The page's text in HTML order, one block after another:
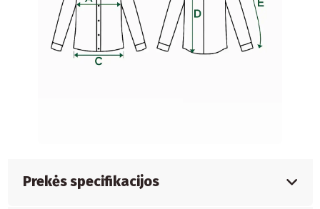
Prekės specifikacijos